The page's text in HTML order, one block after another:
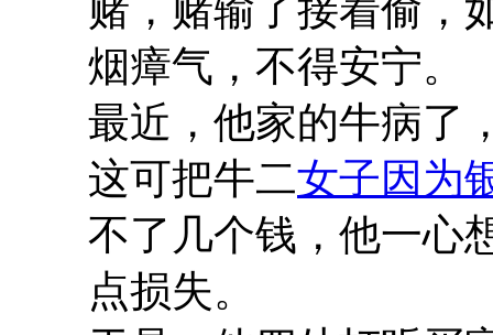
赌，赌输了接着偷，
烟瘴气，不得安宁。
最近，他家的牛病了
这可把牛二女子因为
不了几个钱，他一心
点损失。